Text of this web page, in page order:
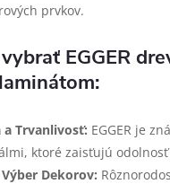
prvkov.
EGGER
a Trvanlivosť: EGGER je
ktoré zaisťujú
Dekorov: